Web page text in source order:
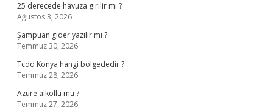
25 derecede havuza girilir mi ?
Ağustos 3, 2026
Şampuan gider yazılır mı ?
Temmuz 30, 2026
Tcdd Konya hangi bölgededir ?
Temmuz 28, 2026
Azure alkollü mü ?
Temmuz 27, 2026